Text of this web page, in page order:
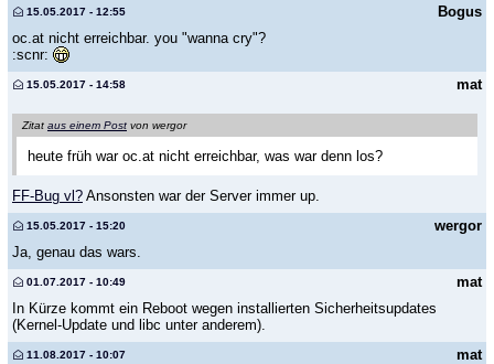
Bogus
15.05.2017 - 12:55
oc.at nicht erreichbar. you "wanna cry"?
:scnr:
mat
15.05.2017 - 14:58
Zitat aus einem Post von wergor
heute früh war oc.at nicht erreichbar, was war denn los?
FF-Bug vl? Ansonsten war der Server immer up.
wergor
15.05.2017 - 15:20
Ja, genau das wars.
mat
01.07.2017 - 10:49
In Kürze kommt ein Reboot wegen installierten Sicherheitsupdates
(Kernel-Update und libc unter anderem).
mat
11.08.2017 - 10:07